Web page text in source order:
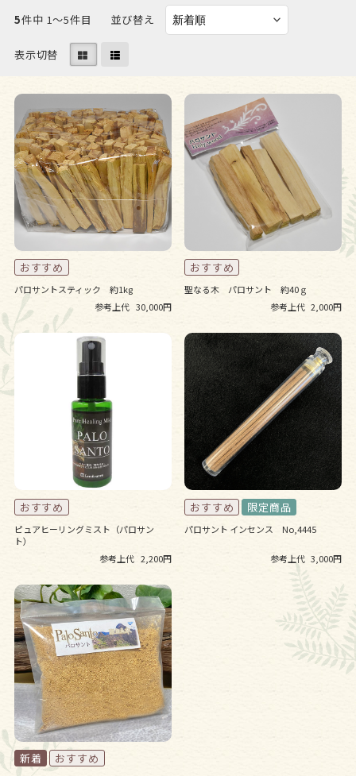
5件中 1〜5件目 並び替え
表示切替
パロサントスティック 約1kg
参考上代 30,000円
聖なる木 パロサント 約40ｇ
参考上代 2,000円
ピュアヒーリングミスト（パロサン
ト）
参考上代 2,200円
パロサント インセンス No,4445
参考上代 3,000円